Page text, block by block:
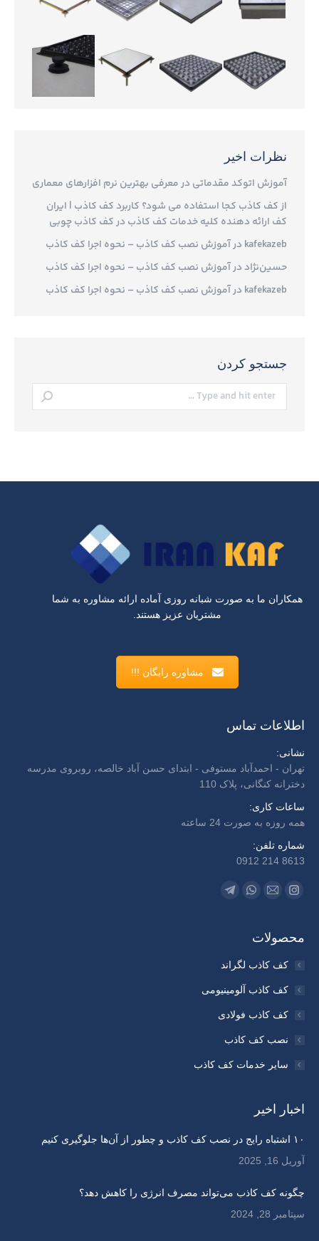
نظرات اخیر
آموزش اتوکد مقدماتی درمعرفی بهترین نرم افزارهای معماری
از کف کاذب کجا استفاده می شود؟ کاربرد کف کاذب | ایران
کف ارائه دهنده کلیه خدمات کف کاذب درکف کاذب چوبی
kafekazeb درآموزش نصب کف کاذب – نحوه اجرا کف کاذب
حسین‌نژاددرآموزش نصب کف کاذب – نحوه اجرا کف کاذب
kafekazeb درآموزش نصب کف کاذب – نحوه اجرا کف کاذب
جستجو کردن
Search:
همکاران ما به صورت شبانه روزی آماده ارائه مشاوره به شما
مشتریان عزیز هستند.
مشاوره رایگان !!!
اطلاعات تماس
نشانی:
تهران - احمدآباد مستوفی - ابتدای حسن آباد خالصه، روبروی مدرسه
دخترانه کنگانی، پلاک 110
ساعات کاری:
همه روزه به صورت 24 ساعته
شماره تلفن:
8613 214 0912
Find us on:
opens
window
opens
window
new
window
window
محصولات
کف کاذب لگراند
کف کاذب آلومینیومی
کف کاذب فولادی
نصب کف کاذب
سایر خدمات کف کاذب
اخبار اخیر
۱۰ اشتباه رایج در نصب کف کاذب و چطور از آن‌ها جلوگیری کنیم
آوریل 16, 2025
چگونه کف کاذب می‌تواند مصرف انرژی را کاهش دهد؟
سپتامبر 28, 2024